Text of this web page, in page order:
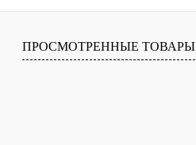
ПРОСМОТРЕННЫЕ ТОВАРЫ